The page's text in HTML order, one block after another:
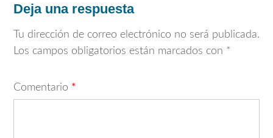
Deja una respuesta
Tu dirección de correo electrónico no será publicada.
Los campos obligatorios están marcados con *
Comentario *